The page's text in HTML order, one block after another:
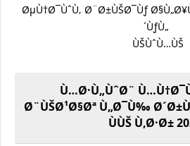
ØµÙ†Ø¯ÙˆÙ‚ Ø¨Ø±ÙŠØ¯Ùƒ
´ÙƒÙ„
ÙŠÙˆÙ…ÙŠ
Ù…Ø·Ù„ÙˆØ¨
Ø¨ÙŠØ¹Ø§Øª Ù„Ø¯Ù‰
ÙÙŠ Ù‚Ø·Ø±